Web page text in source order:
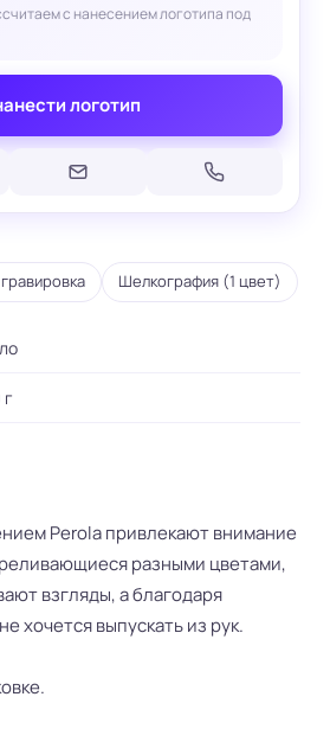
Печать на кепках
Печать на шопперах
Печать на футболках
с нанесением логотипа под
логотип
Шелкография (1 цвет)
Perola привлекают внимание
разными цветами,
взгляды, а благодаря
хочется выпускать из рук.